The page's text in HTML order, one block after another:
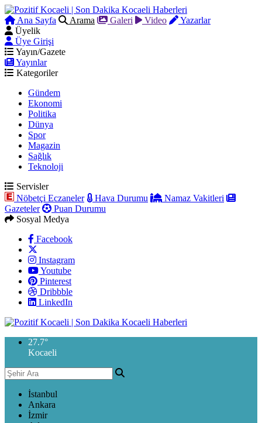
Ana Sayfa Arama Galeri Video
Yazarlar
Üyelik
Üye Girişi
Yayın/Gazete
Yayınlar
Kategoriler
Gündem
Ekonomi
Politika
Dünya
Spor
Magazin
Sağlık
Teknoloji
Servisler
Nöbetçi Eczaneler
Hava Durumu
Namaz Vakitleri
Gazeteler
Puan Durumu
Sosyal Medya
Facebook
Instagram
Youtube
Pinterest
Dribbble
LinkedIn
27.7°
Kocaeli
İstanbul
Ankara
İzmir